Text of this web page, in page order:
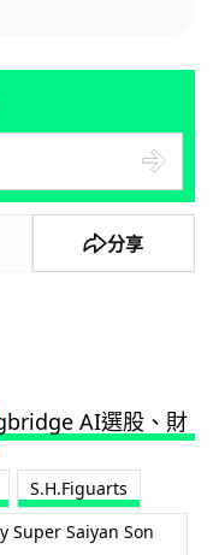
分享
S.H.Figuarts
Super Saiyan Son